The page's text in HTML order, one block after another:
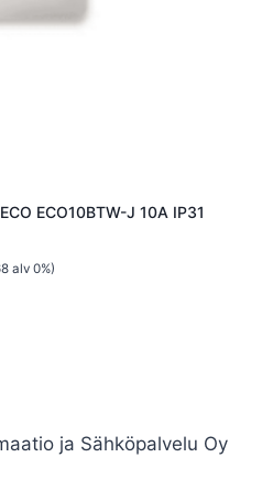
ECO10BTW-J 10A IP31
alv 0%)
ja Sähköpalvelu Oy